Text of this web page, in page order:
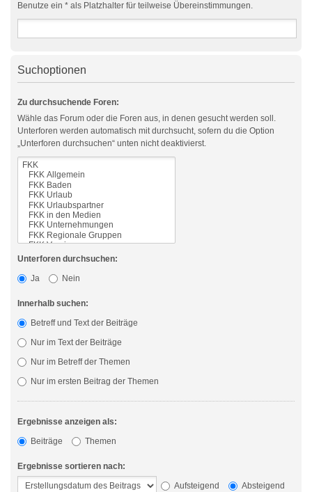
Benutze ein * als Platzhalter für teilweise Übereinstimmungen.
Suchoptionen
Zu durchsuchende Foren:
Wähle das Forum oder die Foren aus, in denen gesucht werden soll.
Unterforen werden automatisch mit durchsucht, sofern du die Option
„Unterforen durchsuchen“ unten nicht deaktivierst.
Unterforen durchsuchen:
Ja
Nein
Innerhalb suchen:
Betreff und Text der Beiträge
Nur im Text der Beiträge
Nur im Betreff der Themen
Nur im ersten Beitrag der Themen
Ergebnisse anzeigen als:
Beiträge
Themen
Ergebnisse sortieren nach:
Aufsteigend
Absteigend